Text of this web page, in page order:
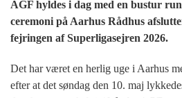
AGF hyldes i dag med en bustur
ceremoni på Aarhus Rådhus
fejringen af Superligasejren 2026.
Det har været en herlig uge i Aarhus
efter at det søndag den 10. maj